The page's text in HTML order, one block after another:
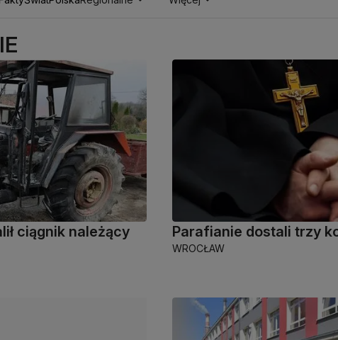
ciągnik należący
Parafianie dostali trzy
WROCŁAW